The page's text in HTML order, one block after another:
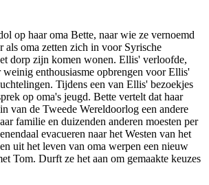
op haar oma Bette, naar wie ze vernoemd
als oma zetten zich in voor Syrische
dorp zijn komen wonen. Ellis' verloofde,
weinig enthousiasme opbrengen voor Ellis'
Tijdens een van Ellis' bezoekjes
op oma's jeugd. Bette vertelt dat haar
van de Tweede Wereldoorlog een andere
familie en duizenden anderen moesten per
evacueren naar het Westen van het
uit het leven van oma werpen een nieuw
Tom. Durft ze het aan om gemaakte keuzes